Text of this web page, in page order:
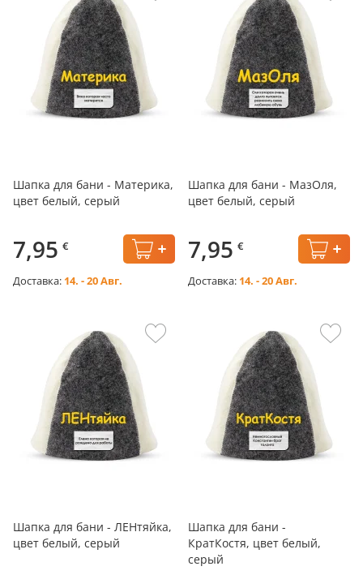
Шапка для бани - Материка,
цвет белый, серый
7,95 €
Доставка: 14. - 20 Авг.
Шапка для бани - МазОля,
цвет белый, серый
7,95 €
Доставка: 14. - 20 Авг.
Шапка для бани - ЛЕНтяйка,
цвет белый, серый
Шапка для бани -
КратКостя, цвет белый,
серый